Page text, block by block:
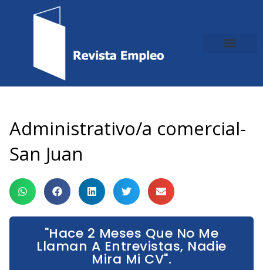
Administrativo/a comercial-
San Juan
"Hace 2 Meses Que No Me
Llaman A Entrevistas, Nadie
Mira Mi CV".